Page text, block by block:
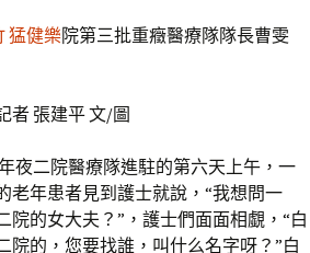
猛健樂院第三批重癥醫療隊隊長曹雯
者 張建平 文/圖
夜二院醫療隊進駐的第六天上午，一
老年患者見到護士就說，“我想問一
院的女大夫？”，護士們面面相覷，“白
院的，您要找誰，叫什么名字呀？”白